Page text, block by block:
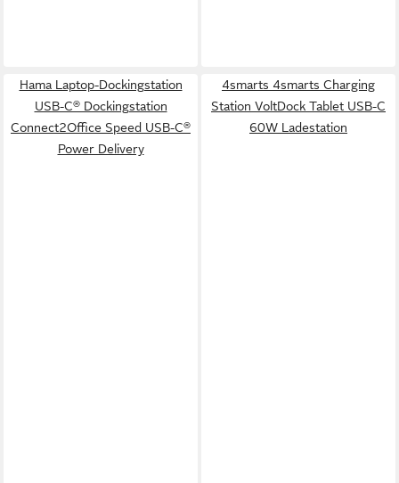
Hama Laptop-Dockingstation
USB-C® Dockingstation
Connect2Office Speed USB-C®
Power Delivery
4smarts 4smarts Charging
Station VoltDock Tablet USB-C
60W Ladestation